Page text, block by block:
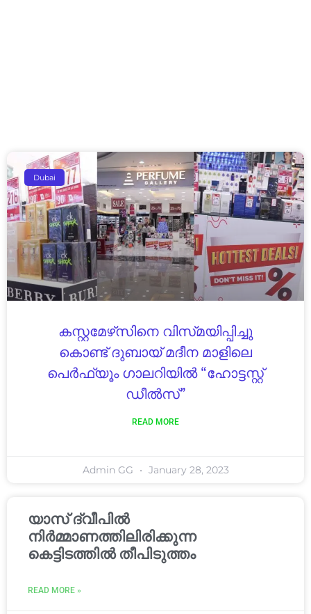
Dubai
കസ്റ്റമേഴ്‌സിനെ വിസ്‍മയിപ്പിച്ചു
കൊണ്ട് ദുബായ് മദീന മാളിലെ
പെർഫ്യൂം ഗാലറിയിൽ “ഹോട്ടസ്റ്റ്
ഡീൽസ്”
READ MORE
Admin GG January 28, 2023
യാസ് ദ്വീപിൽ
നിർമ്മാണത്തിലിരിക്കുന്ന
കെട്ടിടത്തിൽ തീപിടുത്തം
READ MORE »